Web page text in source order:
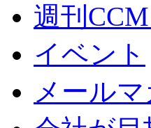
週刊
イベント
メール